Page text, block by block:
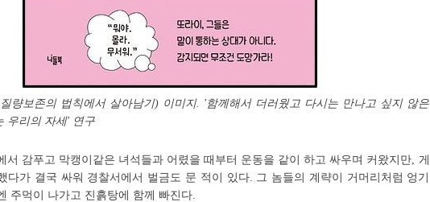
량보존의 법칙에서 살아남기) 이미지. '함께해서 더러웠고 다시는 만나고 싶지 않은
우리의 자세' 연구
서 감푸고 막캥이같은 녀석들과 어렸을 때부터 운동을 같이 하고 싸우며 커왔지만, 게
다가 결국 싸워 경찰서에서 벌금도 문 적이 있다. 그 놈들의 계략이 거머리처럼 엉기
주먹이 나가고 진흙탕에 함께 빠진다.